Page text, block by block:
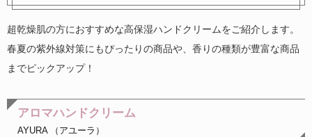
超乾燥肌の方におすすめな高保湿ハンドクリームをご紹介します。
春夏の紫外線対策にもぴったりの商品や、香りの種類が豊富な商品
までピックアップ！
アロマハンドクリーム
AYURA （アユーラ）